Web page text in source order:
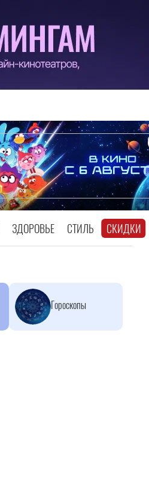
ЗДОРОВЬЕ СТИЛЬ СКИДКИ
Гороскопы